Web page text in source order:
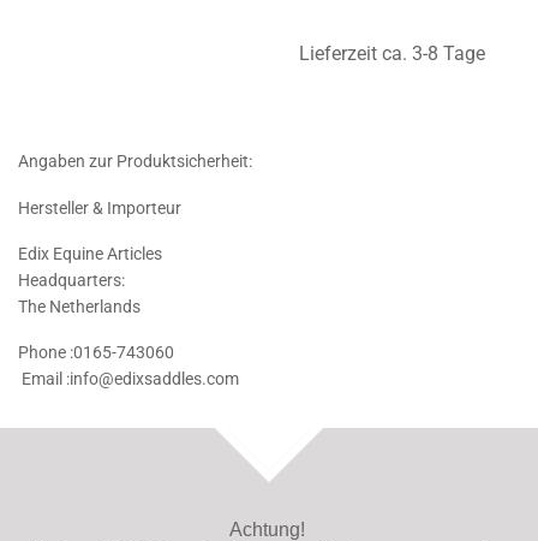
Lieferzeit ca. 3-8 Tage
Angaben zur Produktsicherheit:
Hersteller & Importeur
Edix Equine Articles
Headquarters:
The Netherlands
Phone :0165-743060
Email :info@edixsaddles.com
Achtung!